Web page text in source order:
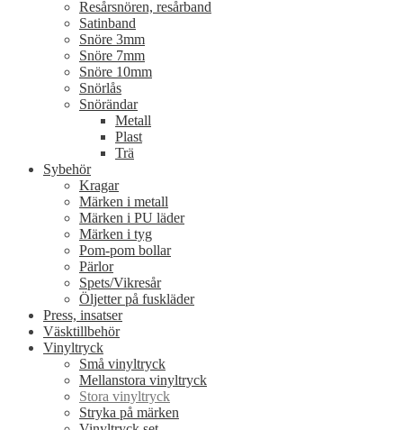
Resårsnören, resårband
Satinband
Snöre 3mm
Snöre 7mm
Snöre 10mm
Snörlås
Snörändar
Metall
Plast
Trä
Sybehör
Kragar
Märken i metall
Märken i PU läder
Märken i tyg
Pom-pom bollar
Pärlor
Spets/Vikresår
Öljetter på fuskläder
Press, insatser
Väsktillbehör
Vinyltryck
Små vinyltryck
Mellanstora vinyltryck
Stora vinyltryck
Stryka på märken